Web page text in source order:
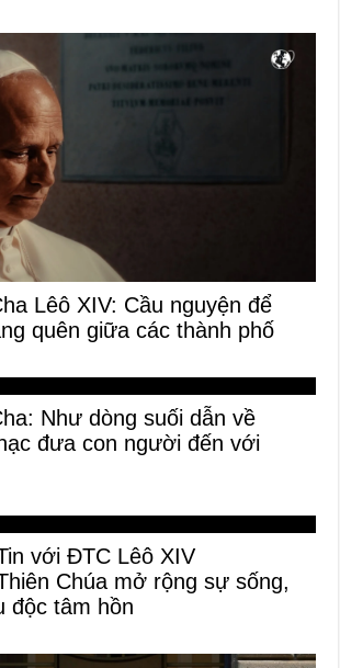
Lêô XIV: Cầu nguyện để
quên giữa các thành phố
Như dòng suối dẫn về
đưa con người đến với
với ĐTC Lêô XIV
Chúa mở rộng sự sống,
độc tâm hồn